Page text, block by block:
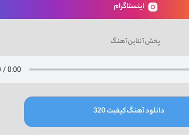
اینستاگرام
پخش آنلاین آهنگ
دانلود آهنگ کیفیت 320